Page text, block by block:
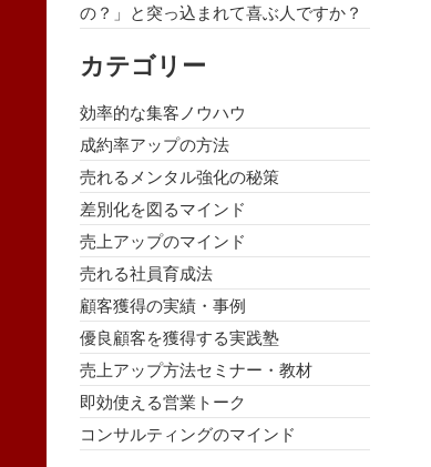
の？」と突っ込まれて喜ぶ人ですか？
カテゴリー
効率的な集客ノウハウ
成約率アップの方法
売れるメンタル強化の秘策
差別化を図るマインド
売上アップのマインド
売れる社員育成法
顧客獲得の実績・事例
優良顧客を獲得する実践塾
売上アップ方法セミナー・教材
即効使える営業トーク
コンサルティングのマインド